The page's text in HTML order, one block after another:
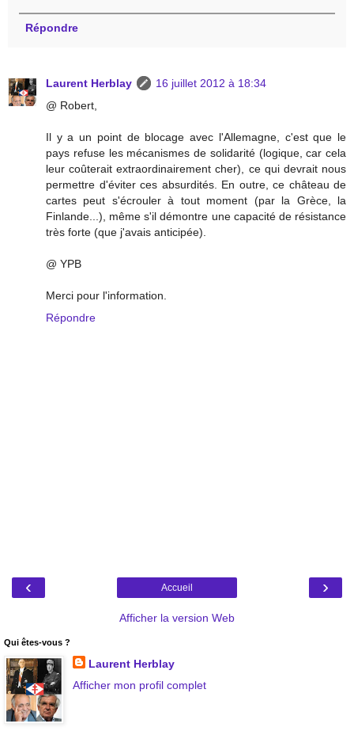
Répondre
Laurent Herblay
16 juillet 2012 à 18:34
@ Robert,
Il y a un point de blocage avec l'Allemagne, c'est que le
pays refuse les mécanismes de solidarité (logique, car cela
leur coûterait extraordinairement cher), ce qui devrait nous
permettre d'éviter ces absurdités. En outre, ce château de
cartes peut s'écrouler à tout moment (par la Grèce, la
Finlande...), même s'il démontre une capacité de résistance
très forte (que j'avais anticipée).
@ YPB
Merci pour l'information.
Répondre
‹ ›
Accueil
Afficher la version Web
Qui êtes-vous ?
Laurent Herblay
Afficher mon profil complet